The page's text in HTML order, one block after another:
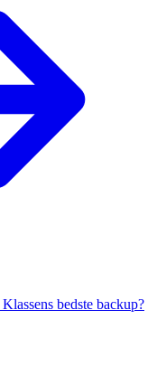
Klassens bedste backup?